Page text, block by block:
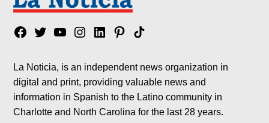
Facebook
TwitterYouTubeInstagram
LinkedinPinterest
Tik
La Noticia, is an independent news organization in
digital and print, providing valuable news and
information in Spanish to the Latino community in
Charlotte and North Carolina for the last 28 years.